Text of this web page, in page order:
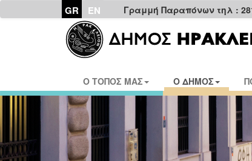
GR EN Γραμμή Παραπόνων τηλ :
Ο ΤΟΠΟΣ ΜΑΣ Ο ΔΗΜΟΣ